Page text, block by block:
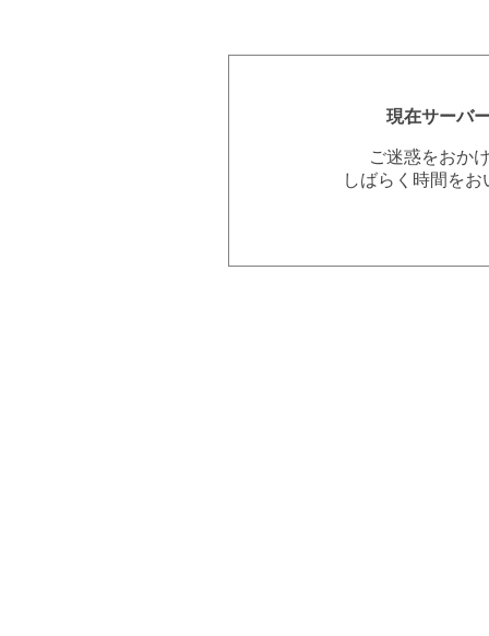
現在サーバ
ご迷惑をおか
しばらく時間を